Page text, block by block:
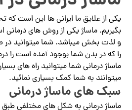
یکی از علایق ما ایرانی ها این است که
بگیریم. ماساژ یکی از روش های
و لذت بخش میباشد. شما میتوانید در
را که در بدن شما بوجود آمده است را
ماساژ درمانی شما میتوانید راه های
میتوانند به شما کمک بسیاری نمائید.
سبک های ماساژ درمانی
ماساژ درمانی به شکل های مختلفی